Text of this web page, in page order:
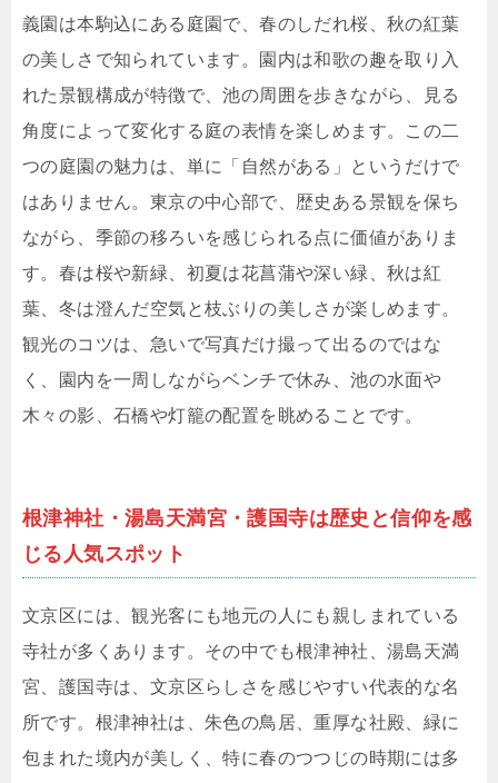
義園は本駒込にある庭園で、春のしだれ桜、秋の紅葉
の美しさで知られています。園内は和歌の趣を取り入
れた景観構成が特徴で、池の周囲を歩きながら、見る
角度によって変化する庭の表情を楽しめます。この二
つの庭園の魅力は、単に「自然がある」というだけで
はありません。東京の中心部で、歴史ある景観を保ち
ながら、季節の移ろいを感じられる点に価値がありま
す。春は桜や新緑、初夏は花菖蒲や深い緑、秋は紅
葉、冬は澄んだ空気と枝ぶりの美しさが楽しめます。
観光のコツは、急いで写真だけ撮って出るのではな
く、園内を一周しながらベンチで休み、池の水面や
木々の影、石橋や灯籠の配置を眺めることです。
根津神社・湯島天満宮・護国寺は歴史と信仰を感
じる人気スポット
文京区には、観光客にも地元の人にも親しまれている
寺社が多くあります。その中でも根津神社、湯島天満
宮、護国寺は、文京区らしさを感じやすい代表的な名
所です。根津神社は、朱色の鳥居、重厚な社殿、緑に
包まれた境内が美しく、特に春のつつじの時期には多